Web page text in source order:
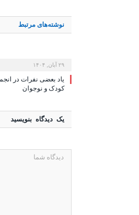
نوشته‌های مرتبط
۲۹ آبان, ۱۴۰۴
یاد بعضی نفرات در
کودک و نوجوان
یک دیدگاه بنویسید